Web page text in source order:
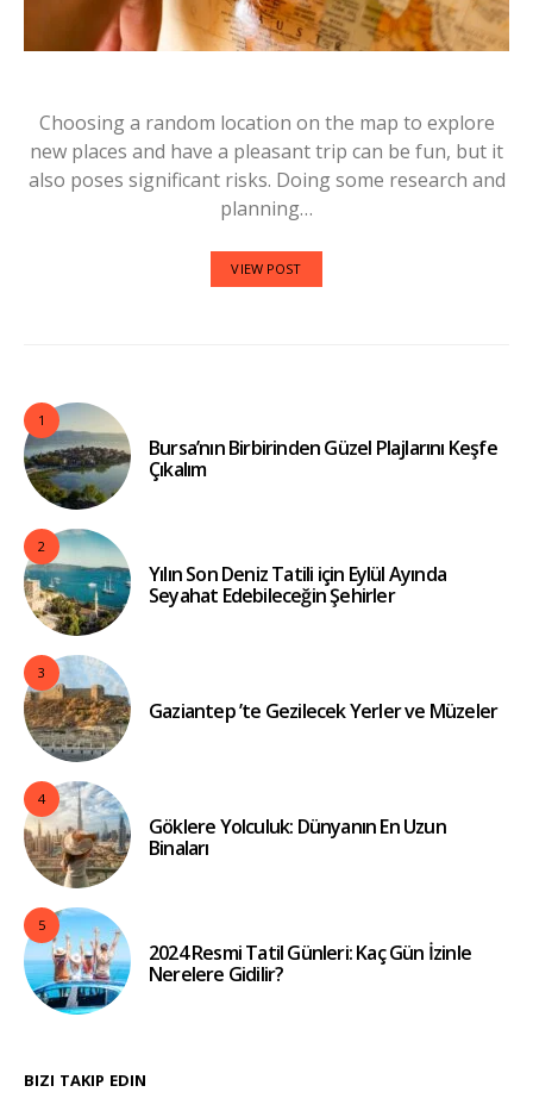
Choosing a random location on the map to explore
new places and have a pleasant trip can be fun, but it
also poses significant risks. Doing some research and
planning…
VIEW POST
1
Bursa’nın Birbirinden Güzel Plajlarını Keşfe
Çıkalım
2
Yılın Son Deniz Tatili için Eylül Ayında
Seyahat Edebileceğin Şehirler
3
Gaziantep ’te Gezilecek Yerler ve Müzeler
4
Göklere Yolculuk: Dünyanın En Uzun
Binaları
5
2024 Resmi Tatil Günleri: Kaç Gün İzinle
Nerelere Gidilir?
BIZI TAKIP EDIN